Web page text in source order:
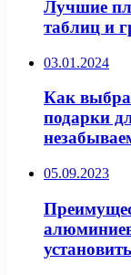
Лучшие
таблиц и
03.01.2024
Как
подарки
05.09.2023